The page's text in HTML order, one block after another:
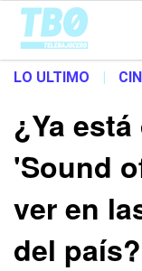
Cargando...
LO ULTIMO |
¿Ya
'Sound
ver en
del país?